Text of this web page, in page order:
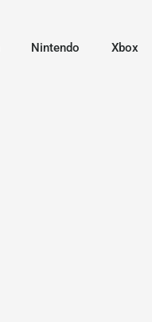
Nintendo Xbox